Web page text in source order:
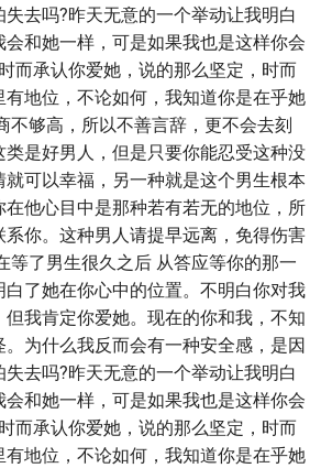
去吗?昨天无意的一个举动让我明白
会和她一样，可是如果我也是这样你会
而承认你爱她，说的那么坚定，时而
有地位，不论如何，我知道你是在乎她
不够高，所以不善言辞，更不会去刻
类是好男人，但是只要你能忍受这种没
可以幸福，另一种就是这个男生根本
在他心目中是那种若有若无的地位，所
系你。这种男人请提早远离，免得伤害
等了男生很久之后 从答应等你的那一
白了她在你心中的位置。不明白你对我
但我肯定你爱她。现在的你和我，不知
为什么我反而会有一种安全感，是因
去吗?昨天无意的一个举动让我明白
会和她一样，可是如果我也是这样你会
而承认你爱她，说的那么坚定，时而
有地位，不论如何，我知道你是在乎她